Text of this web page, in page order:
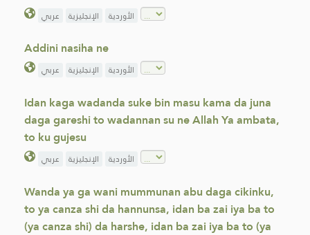
عربي الإنجليزية الأوردية
Addini nasiha ne
عربي الإنجليزية الأوردية
Idan kaga wadanda suke bin masu kama da juna
daga gareshi to wadannan su ne Allah Ya ambata,
to ku gujesu
عربي الإنجليزية الأوردية
Wanda ya ga wani mummunan abu daga cikinku,
to ya canza shi da hannunsa, idan ba zai iya ba to
(ya canza shi) da harshe, idan ba zai iya ba to (ya